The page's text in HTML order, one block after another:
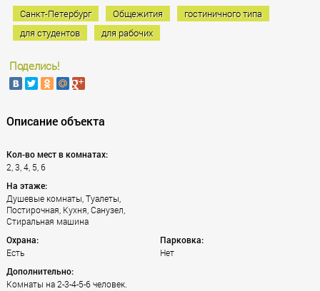
Санкт-Петербург Общежития
гостиничного типа
для студентов
для рабочих
Поделись!
Описание объекта
Кол-во мест в комнатах:
2, 3, 4, 5, 6
На этаже:
Душевые комнаты, Туалеты,
Постирочная, Кухня, Санузел,
Стиральная машина
Охрана:
Есть
Парковка:
Нет
Дополнительно:
Комнаты на 2-3-4-5-6 человек.